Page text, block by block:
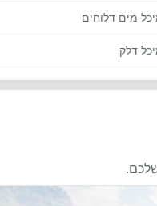
מים דלוחים
דלק